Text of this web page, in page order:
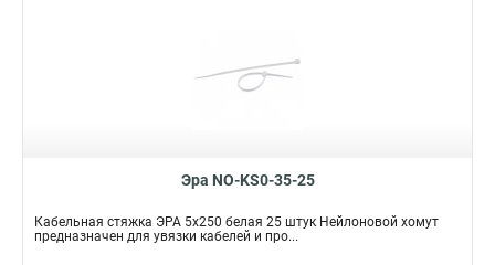
Эра NO-KS0-35-25
Кабельная стяжка ЭРА 5x250 белая 25 штук Нейлоновой хомут
предназначен для увязки кабелей и про...